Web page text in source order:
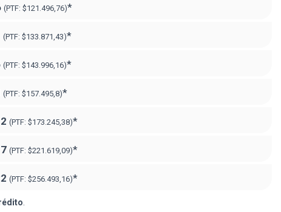
(PTF: $121.496,76)*
(PTF: $133.871,43)*
(PTF: $143.996,16)*
(PTF: $157.495,8)*
(PTF: $173.245,38)*
(PTF: $221.619,09)*
(PTF: $256.493,16)*